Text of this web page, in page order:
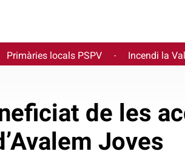
Primàries locals PSPV · Incendi la
de les
Joves